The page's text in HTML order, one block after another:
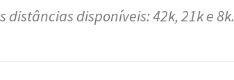
disponíveis: 42k, 21k e 8k.